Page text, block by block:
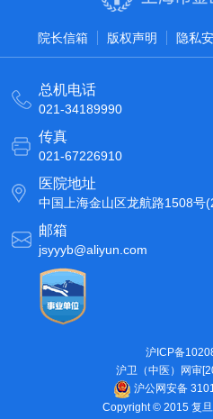
院长信箱 版权声明 隐私
总机电话
021-34189990
传真
021-67226910
医院地址
中国上海金山区龙航路1508号
邮箱
jsyyyb@aliyun.com
沪ICP备
沪卫（中医）网审
沪公网安备
Copyright © 2015 复